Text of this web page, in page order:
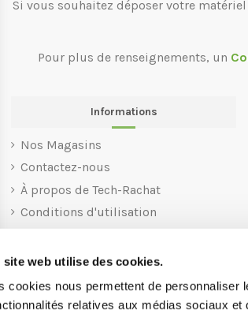
site web utilise des cookies.
cookies nous permettent de personnaliser
relatives aux médias sociaux
Si vous souhaitez déposer votre
Pour plus de renseignements, un
Informations
Nos Magasins
Contactez-nous
À propos de Tech-Rachat
Conditions d'utilisation
Recyclage
Aide